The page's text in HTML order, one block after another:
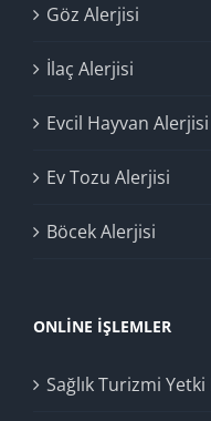
Göz Alerjisi
İlaç Alerjisi
Evcil Hayvan Alerjisi
Ev Tozu Alerjisi
Böcek Alerjisi
ONLINE İŞLEMLER
Sağlık Turizmi Yetki